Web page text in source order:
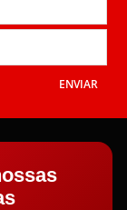
ENVIAR